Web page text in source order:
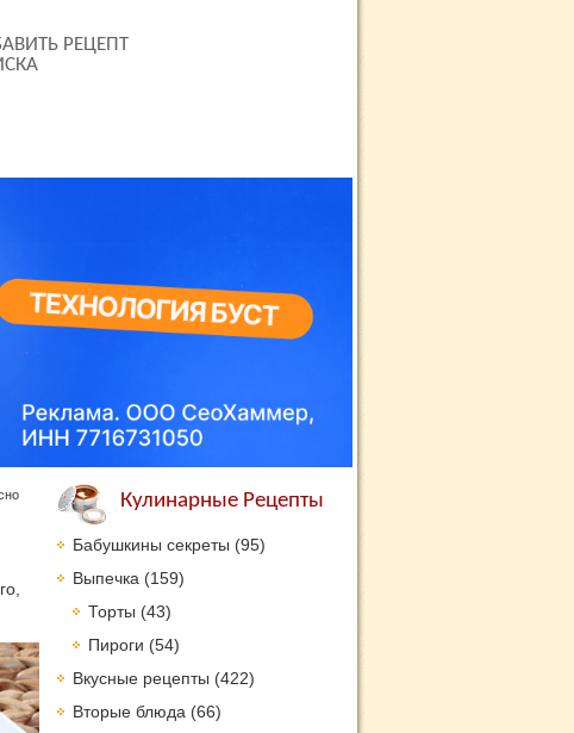
РЕЦЕПТ
Кулинарные Рецепты
Бабушкины секреты (95)
Выпечка (159)
Торты (43)
Пироги (54)
Вкусные рецепты (422)
Вторые блюда (66)